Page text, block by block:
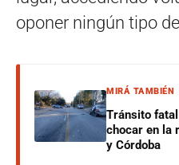
oponer ningún tipo
MIRÁ TAMBIÉN
Tránsito
chocar en la
y Córdoba